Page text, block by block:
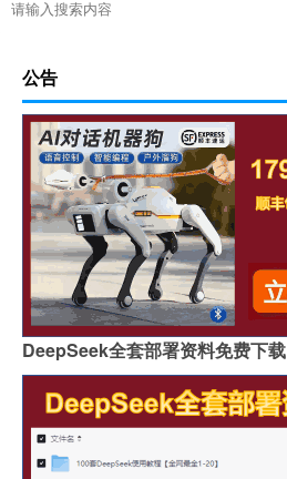
公告
DeepSeek全套部署资料免费下载